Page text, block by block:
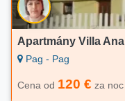
Apartmány Villa Ana
Pag - Pag
Cena od 120 € za noc